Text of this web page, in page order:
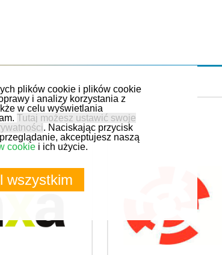
plików cookie i plików cookie
i analizy korzystania z
w celu wyświetlania
Tutaj możesz ustawić swoje
. Naciskając przycisk
akceptujesz naszą
cookiei ich użycie.
wszystkim